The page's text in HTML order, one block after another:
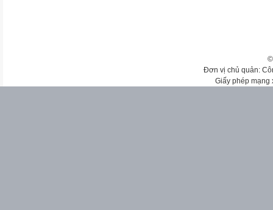
Đơn vị chủ quản:
Giấy phép mạng